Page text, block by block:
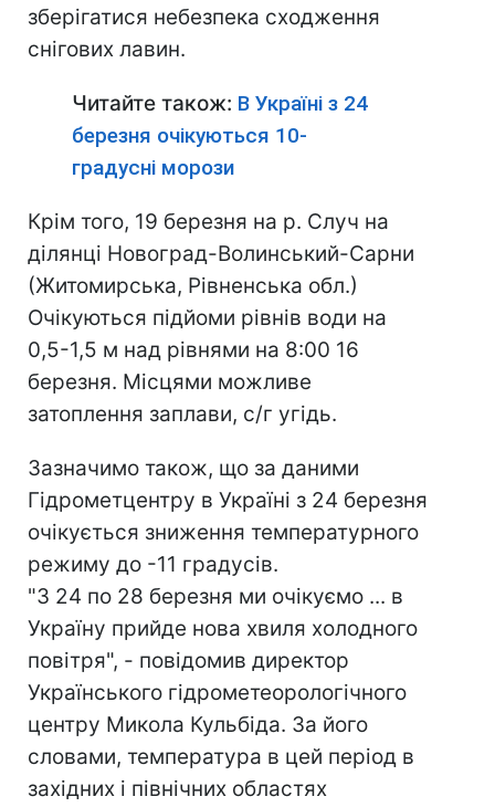
зберігатися небезпека сходження
снігових лавин.
Читайте також: В Україні з 24
березня очікуються 10-
градусні морози
Крім того, 19 березня на р. Случ на
ділянці Новоград-Волинський-Сарни
(Житомирська, Рівненська обл.)
Очікуються підйоми рівнів води на
0,5-1,5 м над рівнями на 8:00 16
березня. Місцями можливе
затоплення заплави, с/г угідь.
Зазначимо також, що за даними
Гідрометцентру в Україні з 24 березня
очікується зниження температурного
режиму до -11 градусів.
"З 24 по 28 березня ми очікуємо ... в
Україну прийде нова хвиля холодного
повітря", - повідомив директор
Українського гідрометеорологічного
центру Микола Кульбіда. За його
словами, температура в цей період в
західних і північних областях